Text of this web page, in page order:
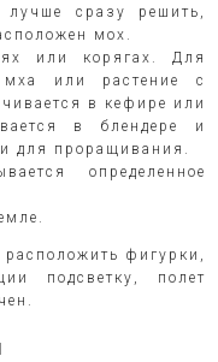
лучше сразу решить,
мох.
или корягах. Для
мха или растение с
в кефире или
в блендере и
для проращивания.
определенное
фигурки,
подсветку, полет